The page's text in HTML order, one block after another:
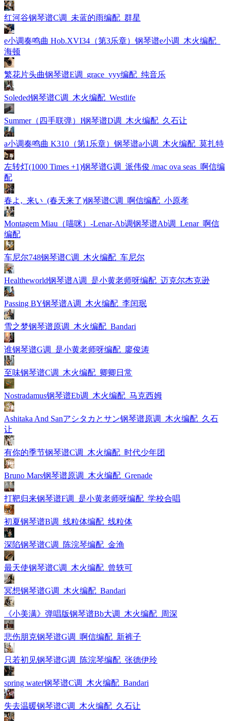
红河谷钢琴谱C调_未蓝的雨编配_群星
e小调奏鸣曲 Hob.XVI34（第3乐章）钢琴谱e小调_木火编配_
海顿
繁花片头曲钢琴谱E调_grace_yyy编配_纯音乐
Soleded钢琴谱C调_木火编配_Westlife
Summer（四手联弹）I钢琴谱D调_木火编配_久石让
a小调奏鸣曲 K310（第1乐章）钢琴谱a小调_木火编配_莫扎特
左转灯(1000 Times +1)钢琴谱G调_派伟俊 /mac ova seas_啊信编
配
春よ,_来い_(春天来了)钢琴谱C调_啊信编配_小原孝
Montagem Miau（喵咪）-Lenar-Ab调钢琴谱Ab调_Lenar_啊信
编配
车尼尔748钢琴谱C调_木火编配_车尼尔
Healtheworld钢琴谱A调_是小黄老师呀编配_迈克尔杰克逊
Passing BY钢琴谱A调_木火编配_李闰珉
雪之梦钢琴谱原调_木火编配_Bandari
谁钢琴谱G调_是小黄老师呀编配_廖俊涛
至味钢琴谱C调_木火编配_卿卿日常
Nostradamus钢琴谱Eb调_木火编配_马克西姆
Ashitaka And Sanアシタカとサン钢琴谱原调_木火编配_久石
让
有你的季节钢琴谱C调_木火编配_时代少年团
Bruno Mars钢琴谱原调_木火编配_Grenade
打靶归来钢琴谱F调_是小黄老师呀编配_学校合唱
初夏钢琴谱B调_线粒体编配_线粒体
深陷钢琴谱C调_陈浣琴编配_金渔
最天使钢琴谱C调_木火编配_曾轶可
冥想钢琴谱G调_木火编配_Bandari
《小美满》弹唱版钢琴谱Bb大调_木火编配_周深
悲伤朋克钢琴谱G调_啊信编配_新裤子
只若初见钢琴谱G调_陈浣琴编配_张德伊玲
spring water钢琴谱C调_木火编配_Bandari
失去温暖钢琴谱C调_木火编配_久石让